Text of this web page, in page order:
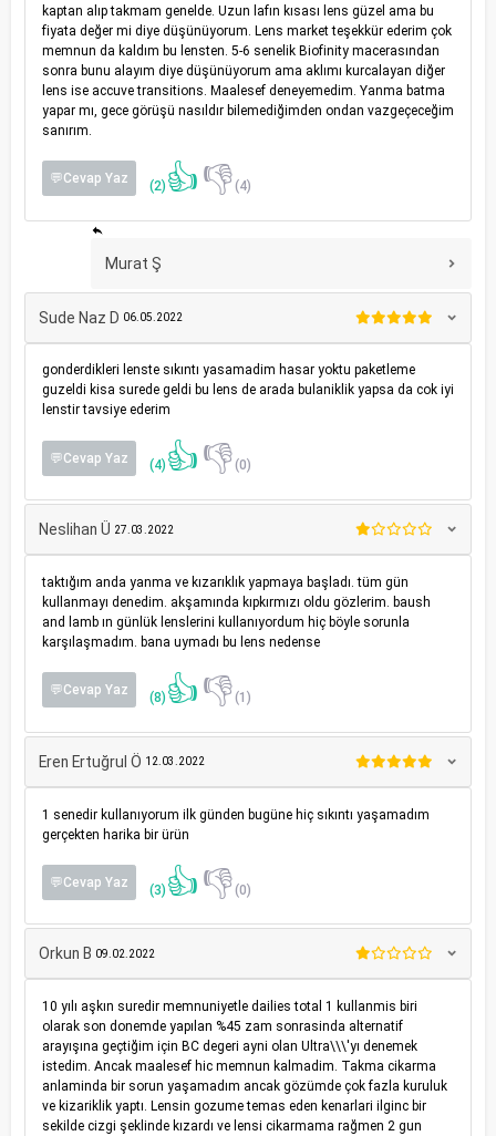
kaptan alıp takmam genelde. Uzun lafın kısası lens güzel ama bu
fiyata değer mi diye düşünüyorum. Lens market teşekkür ederim çok
memnun da kaldım bu lensten. 5-6 senelik Biofinity macerasından
sonra bunu alayım diye düşünüyorum ama aklımı kurcalayan diğer
lens ise accuve transitions. Maalesef deneyemedim. Yanma batma
yapar mı, gece görüşü nasıldır bilemediğimden ondan vazgeçeceğim
sanırım.
💬Cevap Yaz (2) 👍👎(4)
Murat Ş
Sude Naz D 06.05.2022
gonderdikleri lenste sıkıntı yasamadim hasar yoktu paketleme
guzeldi kisa surede geldi bu lens de arada bulaniklik yapsa da cok iyi
lenstir tavsiye ederim
💬Cevap Yaz (4) 👍👎(0)
Neslihan Ü 27.03.2022
taktığım anda yanma ve kızarıklık yapmaya başladı. tüm gün
kullanmayı denedim. akşamında kıpkırmızı oldu gözlerim. baush
and lamb ın günlük lenslerini kullanıyordum hiç böyle sorunla
karşılaşmadım. bana uymadı bu lens nedense
💬Cevap Yaz (8) 👍👎(1)
Eren Ertuğrul Ö 12.03.2022
1 senedir kullanıyorum ilk günden bugüne hiç sıkıntı yaşamadım
gerçekten harika bir ürün
💬Cevap Yaz (3) 👍👎(0)
Orkun B 09.02.2022
10 yılı aşkın suredir memnuniyetle dailies total 1 kullanmis biri
olarak son donemde yapılan %45 zam sonrasinda alternatif
arayışına geçtiğim için BC degeri ayni olan Ultra\\\'yı denemek
istedim. Ancak maalesef hic memnun kalmadim. Takma cikarma
anlaminda bir sorun yaşamadım ancak gözümde çok fazla kuruluk
ve kizariklik yaptı. Lensin gozume temas eden kenarlari ilginc bir
sekilde cizgi şeklinde kızardı ve lensi cikarmama rağmen 2 gun